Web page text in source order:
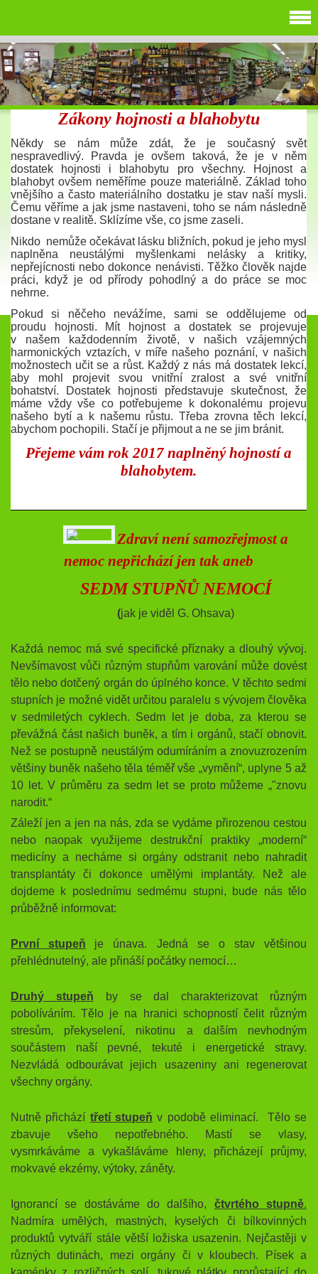
Zákony hojnosti a blahobytu
Někdy se nám může zdát, že je současný svět
nespravedlivý. Pravda je ovšem taková, že je v něm
dostatek hojnosti i blahobytu pro všechny. Hojnost a
blahobyt ovšem neměříme pouze materiálně. Základ toho
vnějšího a často materiálního dostatku je stav naší mysli.
Čemu věříme a jak jsme nastaveni, toho se nám následně
dostane v realitě. Sklízíme vše, co jsme zaseli.
Nikdo nemůže očekávat lásku bližních, pokud je jeho mysl
naplněna neustálými myšlenkami nelásky a kritiky,
nepřejícnosti nebo dokonce nenávisti. Těžko člověk najde
práci, když je od přírody pohodlný a do práce se moc
nehrne.
Pokud si něčeho nevážíme, sami se oddělujeme od
proudu hojnosti. Mít hojnost a dostatek se projevuje
v našem každodenním životě, v našich vzájemných
harmonických vztazích, v míře našeho poznání, v našich
možnostech učit se a růst. Každý z nás má dostatek lekcí,
aby mohl projevit svou vnitřní zralost a své vnitřní
bohatství. Dostatek hojnosti představuje skutečnost, že
máme vždy vše co potřebujeme k dokonalému projevu
našeho bytí a k našemu růstu. Třeba zrovna těch lekcí,
abychom pochopili. Stačí je přijmout a ne se jim bránit.
Přejeme vám rok 2017 naplněný hojností a
blahobytem.
Zdraví není samozřejmost a
nemoc nepřichází jen tak aneb
SEDM STUPŇŮ NEMOCÍ
(jak je viděl G. Ohsava)
Každá nemoc má své specifické příznaky a dlouhý vývoj.
Nevšímavost vůči různým stupňům varování může dovést
tělo nebo dotčený orgán do úplného konce. V těchto sedmi
stupních je možné vidět určitou paralelu s vývojem člověka
v sedmiletých cyklech. Sedm let je doba, za kterou se
převážná část našich buněk, a tím i orgánů, stačí obnovit.
Než se postupně neustálým odumíráním a znovuzrozením
většiny buněk našeho těla téměř vše „vymění“, uplyne 5 až
10 let. V průměru za sedm let se proto můžeme „"znovu
narodit.“
Záleží jen a jen na nás, zda se vydáme přirozenou cestou
nebo naopak využijeme destrukční praktiky „moderní“
medicíny a necháme si orgány odstranit nebo nahradit
transplantáty či dokonce umělými implantáty. Než ale
dojdeme k poslednímu sedmému stupni, bude nás tělo
průběžně informovat:
První stupeň
je únava. Jedná se o stav většinou
přehlédnutelný, ale přináší počátky nemocí…
Druhý stupeň by se dal charakterizovat různým
pobolíváním. Tělo je na hranici schopností čelit různým
stresům, překyselení, nikotinu a dalším nevhodným
součástem naší pevné, tekuté i energetické stravy.
Nezvládá odbourávat jejich usazeniny ani regenerovat
všechny orgány.
Nutně přichází třetí stupeň v podobě eliminací. Tělo se
zbavuje všeho nepotřebného. Mastí se vlasy,
vysmrkáváme a vykašláváme hleny, přicházejí průjmy,
mokvavé ekzémy, výtoky, záněty.
Ignorancí se dostáváme do dalšího, čtvrtého stupně.
Nadmíra umělých, mastných, kyselých či bílkovinných
produktů vytváří stále větší ložiska usazenin. Nejčastěji v
různých dutinách, mezi orgány či v kloubech. Písek a